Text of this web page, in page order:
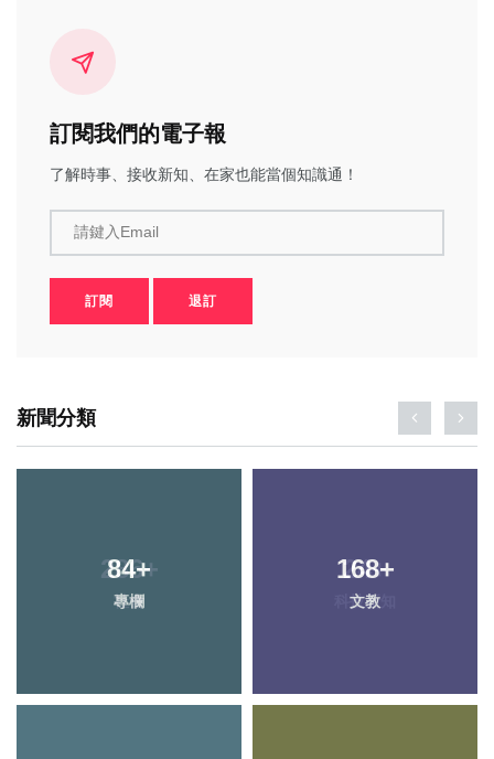
訂閱我們的電子報
了解時事、接收新知、在家也能當個知識通！
請鍵入Email
訂閱 退訂
新聞分類
84+
專欄
168+
文教
286+
社會
24+
科技新知